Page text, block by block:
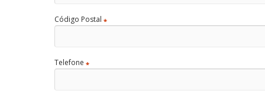
Código Postal *
Telefone *